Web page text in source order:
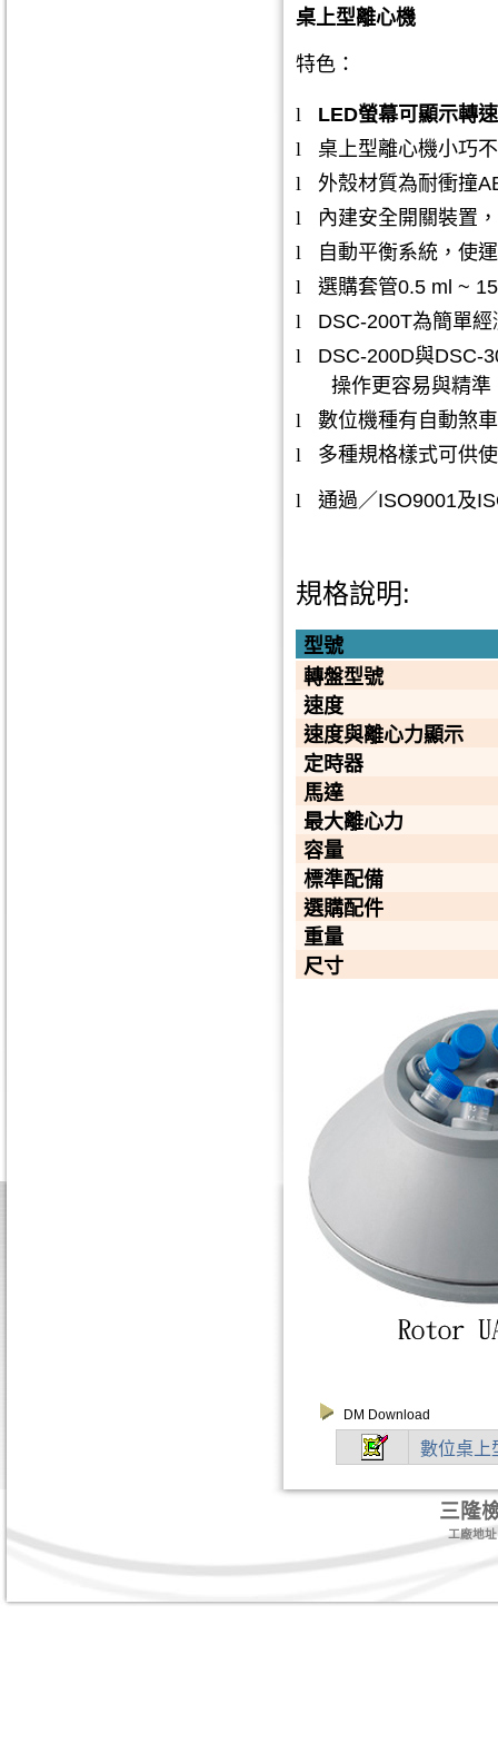
桌上型離心機
特色：
l LED螢幕可顯示轉
l
桌上型離心機小巧
l
外殼材質為耐衝撞
l
內建安全開關裝置
l
自動平衡系統，使
l
選購套管0.5 ml ~
l
DSC-200T為簡單經
l
DSC-200D與DSC-
操作更容易與精準
l
數位機種有自動煞
l
多種規格樣式可供
l 通過／ISO9001及
規格說明:
型號
轉盤型號
速度
速度與離心力顯示
定時器
馬達
最大離心力
容量
標準配備
選購配件
重量
尺寸
DM Download
數位桌上
三隆
工廠地